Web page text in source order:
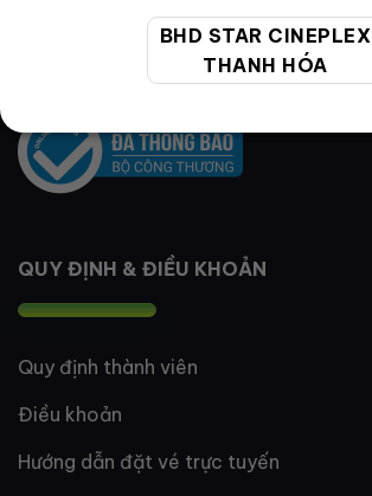
BHD STAR CINEPLEX
THANH HÓA
QUY ĐỊNH & ĐIỀU KHOẢN
Quy định thành viên
Điều khoản
Hướng dẫn đặt vé trực tuyến